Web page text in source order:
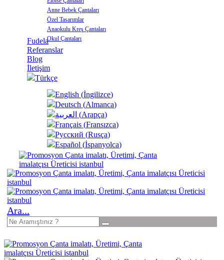
Anne Bebek Çantaları
Özel Tasarımlar
Anaokulu Kreş Çantaları
Okul Çantaları
Fudela
Referanslar
Blog
İletişim
Türkçe
English (İngilizce)
Deutsch (Almanca)
العربية (Arapça)
Français (Fransızca)
Русский (Rusça)
Español (İspanyolca)
Ara...